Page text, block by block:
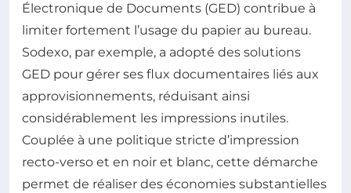
Électronique de Documents (GED) contribue à
limiter fortement l’usage du papier au bureau.
Sodexo, par exemple, a adopté des solutions
GED pour gérer ses flux documentaires liés aux
approvisionnements, réduisant ainsi
considérablement les impressions inutiles.
Couplée à une politique stricte d’impression
recto-verso et en noir et blanc, cette démarche
permet de réaliser des économies substantielles